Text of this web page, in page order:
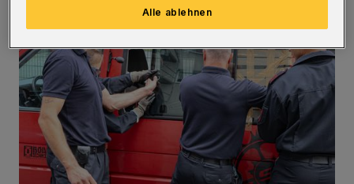
Feuerwehr befreit Kind aus verschlossenem VW Bulli
Alle ablehnen